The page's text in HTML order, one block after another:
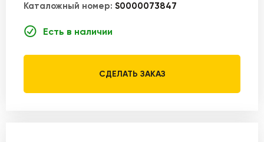
Каталожный номер: S0000073847
Есть в наличии
СДЕЛАТЬ ЗАКАЗ